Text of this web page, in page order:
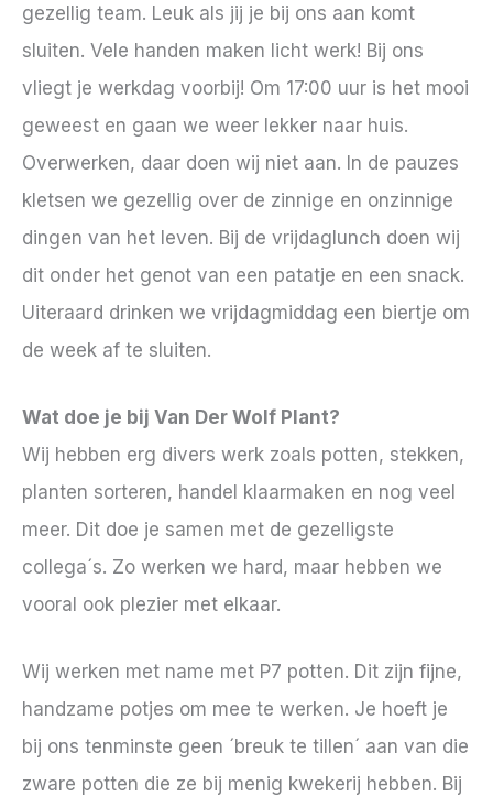
gezellig team. Leuk als jij je bij ons aan komt
sluiten. Vele handen maken licht werk! Bij ons
vliegt je werkdag voorbij! Om 17:00 uur is het mooi
geweest en gaan we weer lekker naar huis.
Overwerken, daar doen wij niet aan. In de pauzes
kletsen we gezellig over de zinnige en onzinnige
dingen van het leven. Bij de vrijdaglunch doen wij
dit onder het genot van een patatje en een snack.
Uiteraard drinken we vrijdagmiddag een biertje om
de week af te sluiten.
Wat doe je bij Van Der Wolf Plant?
Wij hebben erg divers werk zoals potten, stekken,
planten sorteren, handel klaarmaken en nog veel
meer. Dit doe je samen met de gezelligste
collega´s. Zo werken we hard, maar hebben we
vooral ook plezier met elkaar.
Wij werken met name met P7 potten. Dit zijn fijne,
handzame potjes om mee te werken. Je hoeft je
bij ons tenminste geen ´breuk te tillen´ aan van die
zware potten die ze bij menig kwekerij hebben. Bij